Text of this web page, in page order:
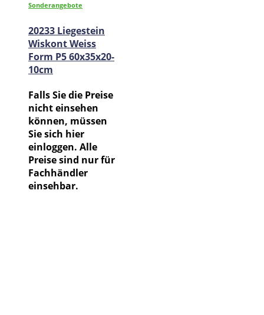
Sonderangebote
20233 Liegestein
Wiskont Weiss
Form P5 60x35x20-
10cm
Falls Sie die Preise
nicht einsehen
können, müssen
Sie sich hier
einloggen. Alle
Preise sind nur für
Fachhändler
einsehbar.